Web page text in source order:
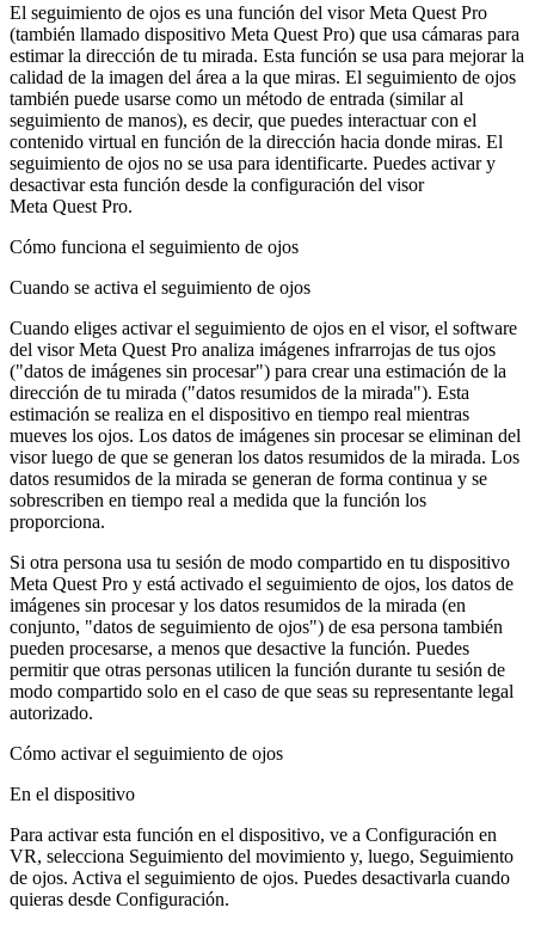
El seguimiento de ojos es una función del visor Meta Quest Pro
(también llamado dispositivo Meta Quest Pro) que usa cámaras para
estimar la dirección de tu mirada. Esta función se usa para mejorar la
calidad de la imagen del área a la que miras. El seguimiento de ojos
también puede usarse como un método de entrada (similar al
seguimiento de manos), es decir, que puedes interactuar con el
contenido virtual en función de la dirección hacia donde miras. El
seguimiento de ojos no se usa para identificarte. Puedes activar y
desactivar esta función desde la configuración del visor
Meta Quest Pro.
Cómo funciona el seguimiento de ojos
Cuando se activa el seguimiento de ojos
Cuando eliges activar el seguimiento de ojos en el visor, el software
del visor Meta Quest Pro analiza imágenes infrarrojas de tus ojos
("datos de imágenes sin procesar") para crear una estimación de la
dirección de tu mirada ("datos resumidos de la mirada"). Esta
estimación se realiza en el dispositivo en tiempo real mientras
mueves los ojos. Los datos de imágenes sin procesar se eliminan del
visor luego de que se generan los datos resumidos de la mirada. Los
datos resumidos de la mirada se generan de forma continua y se
sobrescriben en tiempo real a medida que la función los
proporciona.
Si otra persona usa tu sesión de modo compartido en tu dispositivo
Meta Quest Pro y está activado el seguimiento de ojos, los datos de
imágenes sin procesar y los datos resumidos de la mirada (en
conjunto, "datos de seguimiento de ojos") de esa persona también
pueden procesarse, a menos que desactive la función. Puedes
permitir que otras personas utilicen la función durante tu sesión de
modo compartido solo en el caso de que seas su representante legal
autorizado.
Cómo activar el seguimiento de ojos
En el dispositivo
Para activar esta función en el dispositivo, ve a Configuración en
VR, selecciona Seguimiento del movimiento y, luego, Seguimiento
de ojos. Activa el seguimiento de ojos. Puedes desactivarla cuando
quieras desde Configuración.